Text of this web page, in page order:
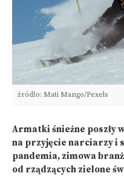
źródło: Mati Mango/Pexels
Armatki śnieżne poszły
na przyjęcie narciarzy i
pandemia, zimowa
od rządzących zielone